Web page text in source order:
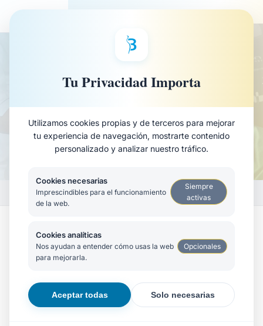
Tu Privacidad Importa
Utilizamos cookies propias y de terceros para mejorar
tu experiencia de navegación, mostrarte contenido
personalizado y analizar nuestro tráfico.
Cookies necesarias
Imprescindibles para el funcionamiento
de la web.
Siempre
activas
Cookies analíticas
Nos ayudan a entender cómo usas la web
para mejorarla.
Opcionales
Aceptar todas Solo necesarias
contenido
Piel sensible
70 min 💰Consultar 📋3 - 4 sesiones (quincenales)
Tratamientos › Faciales › Piel sensible
Tipos de tratamiento
Cápsula BDR
Tratamiento con factores de crecimiento